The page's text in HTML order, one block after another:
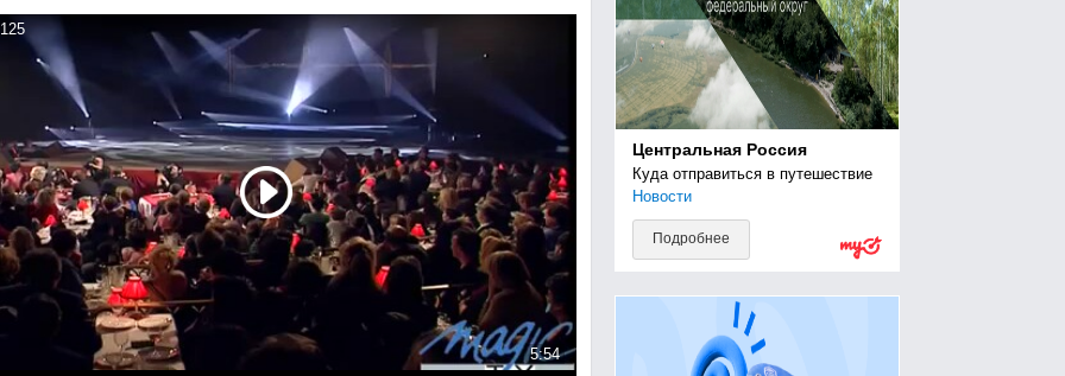
5:54
125
Центральная Россия
Куда отправиться в путешествие
Новости
Подробнее